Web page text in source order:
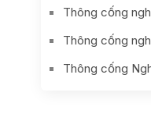
Thông cống
Thông cống
Thông cống